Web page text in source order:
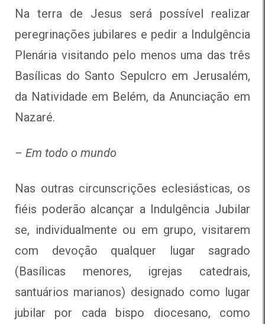
Na terra de Jesus será possível realizar
peregrinações jubilares e pedir a Indulgência
Plenária visitando pelo menos uma das três
Basílicas do Santo Sepulcro em Jerusalém,
da Natividade em Belém, da Anunciação em
Nazaré.
– Em todo o mundo
Nas outras circunscrições eclesiásticas, os
fiéis poderão alcançar a Indulgência Jubilar
se, individualmente ou em grupo, visitarem
com devoção qualquer lugar sagrado
(Basílicas menores, igrejas catedrais,
santuários marianos) designado como lugar
jubilar por cada bispo diocesano, como